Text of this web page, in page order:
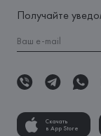
Получайте
Скачать
в App Store